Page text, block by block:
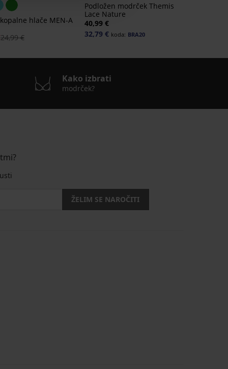
hlače MEN-A
24,99 €
Podložen modrček Themis
Lace Nature
40,99 €
32,79 € koda: BRA20
Kako izbrati
modrček?
ŽELIM SE NAROČITI